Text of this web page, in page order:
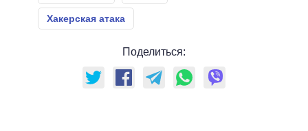
Хакерская атака
Поделиться: